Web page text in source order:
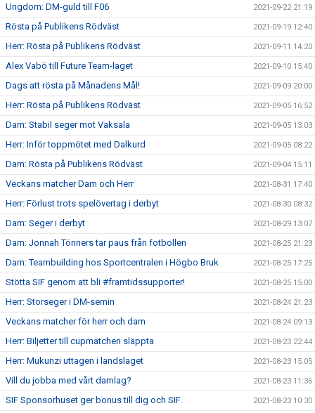
Ungdom: DM-guld till F06 2021-09-22 21:19
Rösta på Publikens Rödväst 2021-09-19 12:40
Herr: Rösta på Publikens Rödväst 2021-09-11 14:20
Alex Vabö till Future Team-laget 2021-09-10 15:40
Dags att rösta på Månadens Mål! 2021-09-09 20:00
Herr: Rösta på Publikens Rödväst 2021-09-05 16:52
Dam: Stabil seger mot Vaksala 2021-09-05 13:03
Herr: Inför toppmötet med Dalkurd 2021-09-05 08:22
Dam: Rösta på Publikens Rödväst 2021-09-04 15:11
Veckans matcher Dam och Herr 2021-08-31 17:40
Herr: Förlust trots spelövertag i derbyt 2021-08-30 08:32
Dam: Seger i derbyt 2021-08-29 13:07
Dam: Jonnah Tönners tar paus från fotbollen 2021-08-25 21:23
Dam: Teambuilding hos Sportcentralen i Högbo Bruk 2021-08-25 17:25
Stötta SIF genom att bli #framtidssupporter! 2021-08-25 15:00
Herr: Storseger i DM-semin 2021-08-24 21:23
Veckans matcher för herr och dam 2021-08-24 09:13
Herr: Biljetter till cupmatchen släppta 2021-08-23 22:44
Herr: Mukunzi uttagen i landslaget 2021-08-23 15:05
Vill du jobba med vårt damlag? 2021-08-23 11:36
SIF Sponsorhuset ger bonus till dig och SIF. 2021-08-23 10:30